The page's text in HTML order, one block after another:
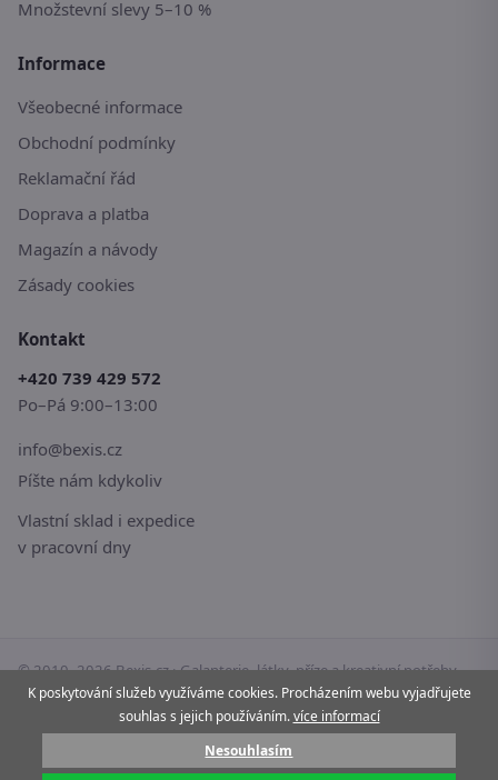
Množstevní slevy 5–10 %
Informace
Všeobecné informace
Obchodní podmínky
Reklamační řád
Doprava a platba
Magazín a návody
Zásady cookies
Kontakt
+420 739 429 572
Po–Pá 9:00–13:00
info@bexis.cz
Píšte nám kdykoliv
Vlastní sklad i expedice
v pracovní dny
© 2010–2026 Bexis.cz · Galanterie, látky, příze a kreativní potřeby
pro vaše tvoření.
Stránky používají cookies.Více informací
Mastercard
K poskytování služeb využíváme cookies. Procházením webu vyjadřujete
souhlas s jejich používáním.více informací
Nesouhlasím